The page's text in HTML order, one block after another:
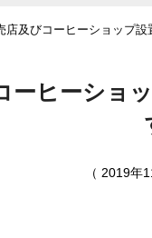
店及びコーヒーショップ設
ーヒーショ
（ 2019年